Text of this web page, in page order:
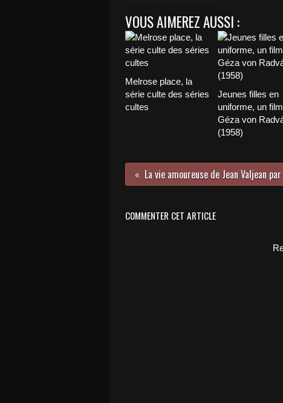
VOUS AIMEREZ AUSSI :
Melrose place, la
série culte des séries
cultes
Jeunes filles en
uniforme, un
Géza von
(1958)
COMMENTER CET ARTICLE